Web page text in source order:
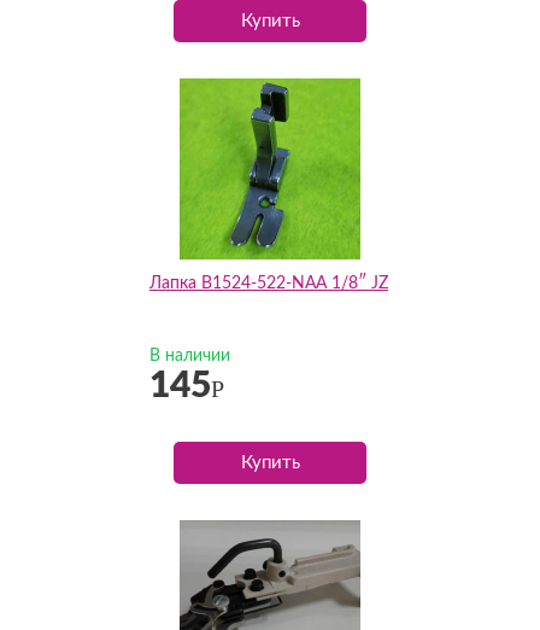
Купить
Лапка B1524-522-NAA 1/8″ JZ
В наличии
145Р
Купить